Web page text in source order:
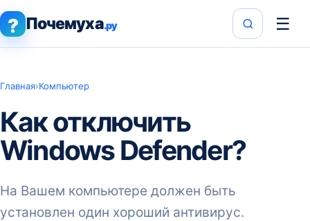
? Почемуха.ру ☰
Главная›Компьютер
Как отключить
Windows Defender?
На Вашем компьютере должен быть
установлен один хороший антивирус.